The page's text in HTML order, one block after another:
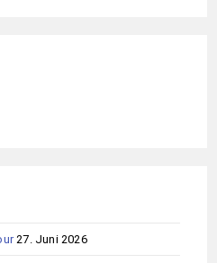
27. Juni 2026